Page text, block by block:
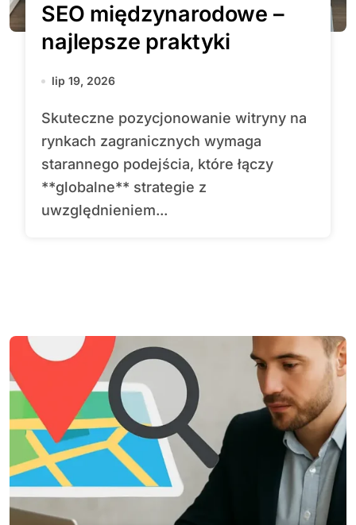
SEO międzynarodowe –
najlepsze praktyki
lip 19, 2026
Skuteczne pozycjonowanie witryny na
rynkach zagranicznych wymaga
starannego podejścia, które łączy
**globalne** strategie z
uwzględnieniem...